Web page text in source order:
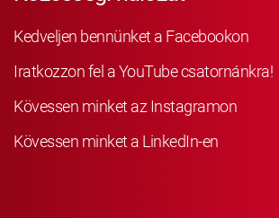
Kedveljen bennünket a Facebookon
Iratkozzon fel a YouTube csatornánkra!
Kövessen minket az Instagramon
Kövessen minket a LinkedIn-en